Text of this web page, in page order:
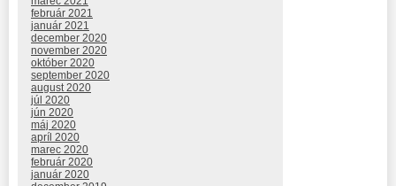
február 2021
január 2021
december 2020
november 2020
október 2020
september 2020
august 2020
júl 2020
jún 2020
máj 2020
apríl 2020
marec 2020
február 2020
január 2020